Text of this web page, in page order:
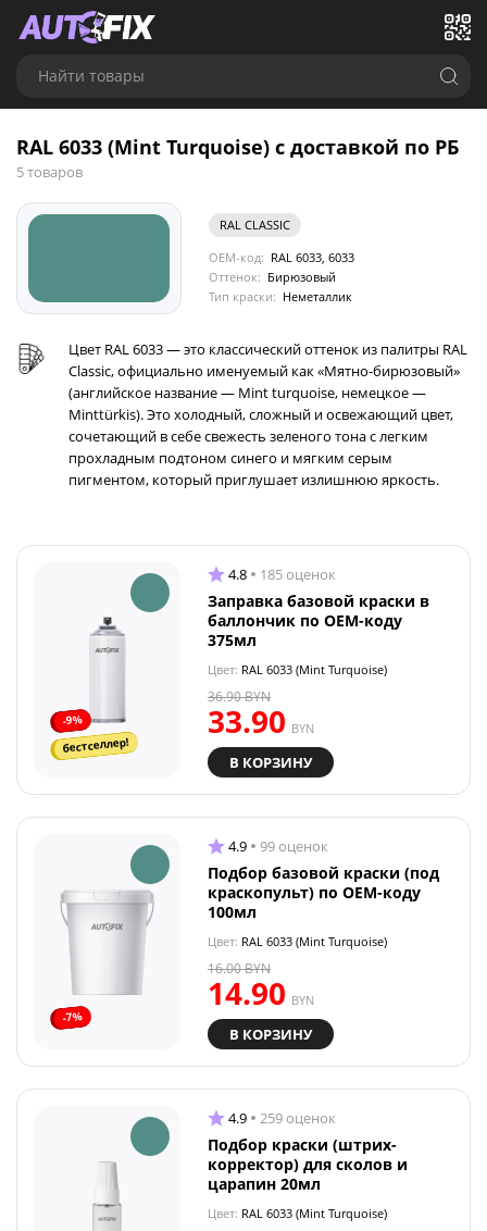
Найти товары
RAL 6033 (Mint Turquoise) с доставкой по РБ
5 товаров
RAL CLASSIC
OEM-код: RAL 6033, 6033
Оттенок: Бирюзовый
Тип краски: Неметаллик
Цвет RAL 6033 — это классический оттенок из палитры RAL
Classic, официально именуемый как «Мятно-бирюзовый»
(английское название — Mint turquoise, немецкое —
Minttürkis). Это холодный, сложный и освежающий цвет,
сочетающий в себе свежесть зеленого тона с легким
прохладным подтоном синего и мягким серым
пигментом, который приглушает излишнюю яркость.
-9%
бестселлер!
4.8 185 оценок
Заправка базовой краски в
баллончик по OEM-коду
375мл
Цвет: RAL 6033 (Mint Turquoise)
33.90 BYN
36.90BYN
В КОРЗИНУ
-7%
4.9 99 оценок
Подбор базовой краски (под
краскопульт) по OEM-коду
100мл
Цвет: RAL 6033 (Mint Turquoise)
14.90 BYN
16.00BYN
В КОРЗИНУ
4.9 259 оценок
Подбор краски (штрих-
корректор) для сколов и
царапин 20мл
Цвет: RAL 6033 (Mint Turquoise)